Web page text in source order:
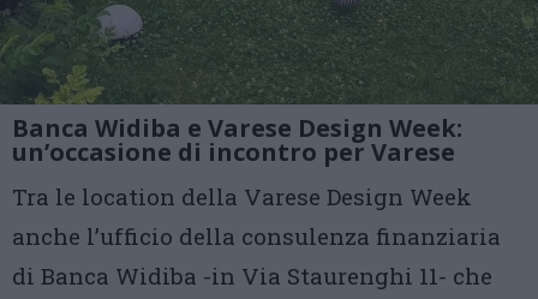
Banca Widiba e Varese Design Week:
un’occasione di incontro per Varese
Tra le location della Varese Design Week
anche l’ufficio della consulenza finanziaria
di Banca Widiba -in Via Staurenghi 11- che